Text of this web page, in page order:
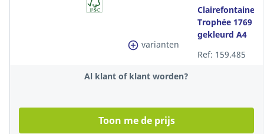
varianten
Clairefontaine
Trophée 1769
gekleurd A4
zalm, per 500
Ref: 159.485
Al klant of klant worden?
Toon me de prijs